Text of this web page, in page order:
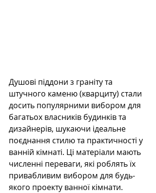
Душові піддони з граніту та
штучного каменю (кварциту) стали
досить популярними вибором для
багатьох власників будинків та
дизайнерів, шукаючи ідеальне
поєднання стилю та практичності у
ванній кімнаті. Ці матеріали мають
численні переваги, які роблять їх
привабливим вибором для будь-
якого проекту ванної кімнати.